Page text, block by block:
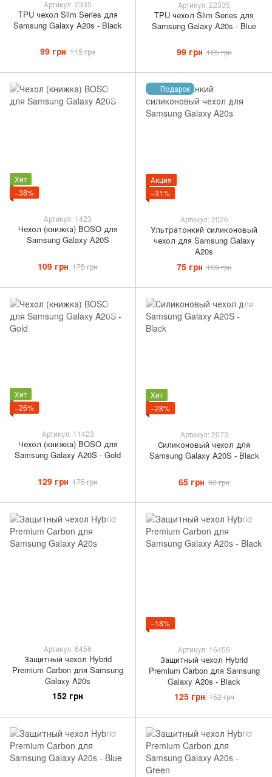
Артикул: 2335
TPU чехол Slim Series для
Samsung Galaxy A20s - Black
99 грн 115 грн
Артикул: 22335
TPU чехол Slim Series для
Samsung Galaxy A20s - Blue
99 грн 125 грн
Хит
−38%
Артикул: 1423
Чехол (книжка) BOSO для
Samsung Galaxy A20S
109 грн 175 грн
Подарок
Акция
−31%
Артикул: 2026
Ультратонкий силиконовый
чехол для Samsung Galaxy
A20s
75 грн 109 грн
Хит
−26%
Артикул: 11423
Чехол (книжка) BOSO для
Samsung Galaxy A20S - Gold
129 грн 175 грн
Хит
−28%
Артикул: 2073
Силиконовый чехол для
Samsung Galaxy A20S - Black
65 грн 90 грн
Артикул: 6456
Защитный чехол Hybrid
Premium Carbon для Samsung
Galaxy A20s
152 грн
−18%
Артикул: 16456
Защитный чехол Hybrid
Premium Carbon для Samsung
Galaxy A20s - Black
125 грн 152 грн